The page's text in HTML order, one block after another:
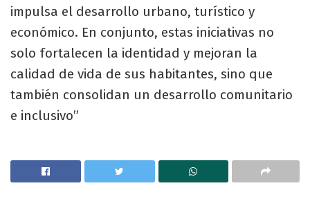
impulsa el desarrollo urbano, turístico y
económico. En conjunto, estas iniciativas no
solo fortalecen la identidad y mejoran la
calidad de vida de sus habitantes, sino que
también consolidan un desarrollo comunitario
e inclusivo”